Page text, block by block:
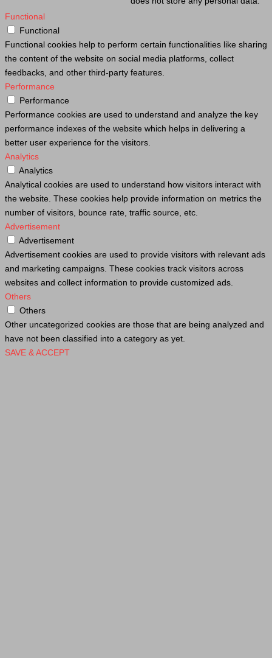
Functional
Functional
Functional cookies help to perform certain functionalities like sharing
the content of the website on social media platforms, collect
feedbacks, and other third-party features.
Performance
Performance
Performance cookies are used to understand and analyze the key
performance indexes of the website which helps in delivering a
better user experience for the visitors.
Analytics
Analytics
Analytical cookies are used to understand how visitors interact with
the website. These cookies help provide information on metrics the
number of visitors, bounce rate, traffic source, etc.
Advertisement
Advertisement
Advertisement cookies are used to provide visitors with relevant ads
and marketing campaigns. These cookies track visitors across
websites and collect information to provide customized ads.
Others
Others
Other uncategorized cookies are those that are being analyzed and
have not been classified into a category as yet.
SAVE & ACCEPT